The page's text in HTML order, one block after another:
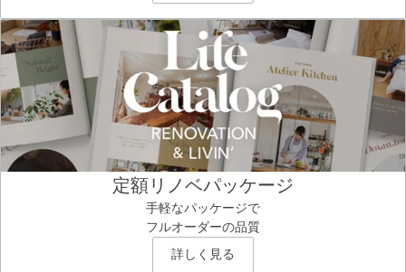
定額リノベパッケージ
手軽なパッケージで
フルオーダーの品質
詳しく見る